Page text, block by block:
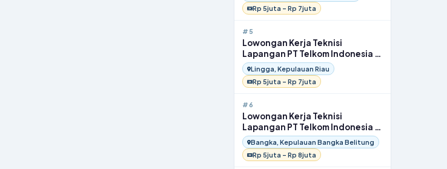
Rp 5juta – Rp 7juta
#5
Lowongan Kerja Teknisi
Lapangan PT Telkom Indonesia di
Lingga
Lingga, Kepulauan Riau
Rp 5juta – Rp 7juta
#6
Lowongan Kerja Teknisi
Lapangan PT Telkom Indonesia di
Bangka
Bangka, Kepulauan Bangka Belitung
Rp 5juta – Rp 8juta